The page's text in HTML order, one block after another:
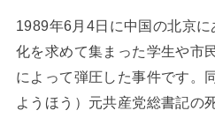
1989年6月4日に中国の北京
化を求めて集まった学生や市
によって弾圧した事件です。
ようほう）元共産党総書記の